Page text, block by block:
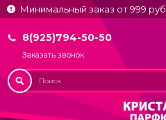
Минимальный заказ от 999 руб.
8(925)794-50-50
Заказать звонок